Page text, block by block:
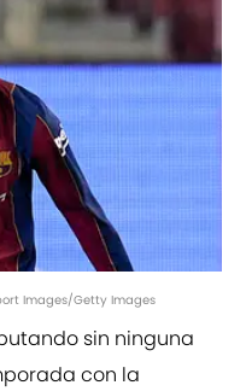
Images/Getty Images
sin ninguna
con la